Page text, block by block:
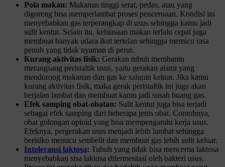
Pola makan: Makanan tinggi serat, pedas, atau yang
digoreng bisa memperlambat proses pencernaan. Kondisi ini
menyebabkan gas terperangkap di usus sehingga kamu jadi
sulit kentut. Selain itu, kebiasaan makan terlalu cepat juga
membuat banyak udara ikut tertelan sehingga memicu rasa
penuh yang tidak nyaman di perut.
Kurang aktivitas fisik: Gerakan tubuh membantu
merangsang peristaltik usus, yaitu gerakan alami yang
mendorong makanan dan gas ke saluran keluar. Jika kamu
kurang aktivitas fisik, maka gerak peristaltik ini juga akan
berjalan lambat dan membuat kamu jadi susah buang gas.
Efek samping obat-obatan: Sulit kentut juga bisa terjadi
sebagai efek samping dari beberapa jenis obat. Contohnya,
obat golongan opioid yang bisa mempengaruhi kerja usus.
Efeknya, pergerakan usus menjadi lebih lambat sehingga
berisiko memicu sembelit dan membuat gas lebih sulit keluar.
Intoleransi laktosa: Tubuh yang tidak bisa mencerna laktosa
menyebabkan sisa laktosa difermentasi oleh bakteri usus.